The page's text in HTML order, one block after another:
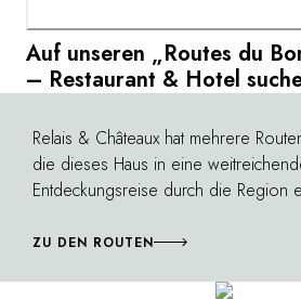
Auf unseren „Routes du
– Restaurant & Hotel
Relais & Châteaux hat mehrere
die dieses Haus in eine
Entdeckungsreise durch die Region
ZU DEN ROUTEN